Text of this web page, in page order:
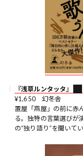
『浅草ルンタッタ』
¥1,650 幻冬舎
置屋「燕屋」の前に赤
る。独特の言葉選びが
の“独り語り”を聞いてい